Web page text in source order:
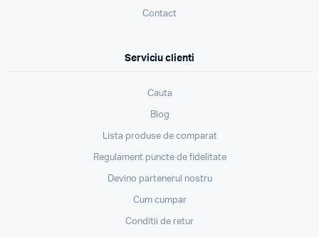
Contact
Serviciu clienti
Cauta
Blog
Lista produse de comparat
Regulament puncte de fidelitate
Devino partenerul nostru
Cum cumpar
Conditii de retur